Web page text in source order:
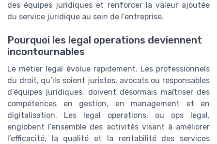
des équipes juridiques et renforcer la valeur ajoutée
du service juridique au sein de l’entreprise.
Pourquoi les legal operations deviennent
incontournables
Le métier legal évolue rapidement. Les professionnels
du droit, qu’ils soient juristes, avocats ou responsables
d’équipes juridiques, doivent désormais maîtriser des
compétences en gestion, en management et en
digitalisation. Les legal operations, ou ops legal,
englobent l’ensemble des activités visant à améliorer
l’efficacité, la qualité et la rentabilité des services